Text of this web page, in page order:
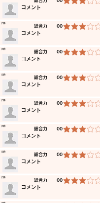
平均評価 3 /5
​コメント
​総合力 00 平均評価 3 /5
​日時
​コメント
​総合力 00 平均評価 3 /5
​日時
​コメント
​総合力 00 平均評価 3 /5
​日時
​コメント
​総合力 00 平均評価 3 /5
​日時
​コメント
​総合力 00 平均評価 3 /5
​日時
​コメント
​総合力 00 平均評価 3 /5
​日時
​コメント
​総合力 00 平均評価 3 /5
​日時
​コメント